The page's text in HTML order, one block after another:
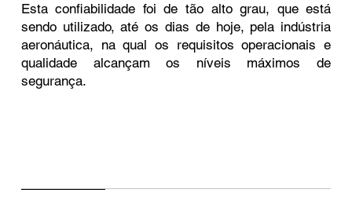
Esta confiabilidade foi de tão alto grau, que está
sendo utilizado, até os dias de hoje, pela indústria
aeronáutica, na qual os requisitos operacionais e
qualidade alcançam os níveis máximos de
segurança.